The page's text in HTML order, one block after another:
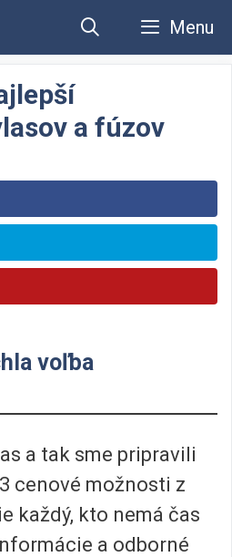
Menu
a fúzov
voľba
a tak sme pripravili
cenové možnosti z
každý, kto nemá čas
a odborné